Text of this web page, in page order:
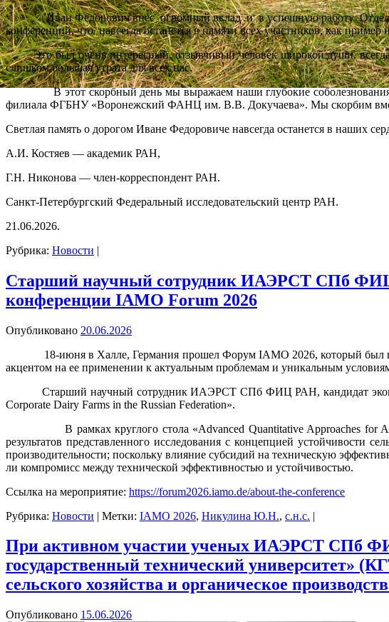
Иван Федорович внес огромный вклад и в успешную работу Отделения
конференций, что навсегда останется в памяти всех участников, как
Это был очень интересный, отзывчивый человек широкой души, всегда
слишком большая утрата для всех нас.
В этот скорбный день мы выражаем наши глубокие соболезнования
филиала ФГБНУ «Воронежский ФАНЦ им. В.В. Докучаева». Мы скорбим
Светлая память о дорогом Иване Федоровиче навсегда останется в наших
А.И. Костяев — академик РАН,
Г.Н. Никонова — член-корреспондент РАН.
Санкт-Петербургский Федеральный исследовательский центр РАН.
21.06.2026.
Рубрика: Новости |
Старший научный сотрудник ИАЭРСТ СПб
конференции IAMO Forum 2026
Опубликовано 20.06.2026
18-июня в Халле, Германия прошел Форум IAMO 2026, который был
акцентом на ее применении к актуальным проблемам и уникальным
Старший научный сотрудник ИАЭРСТ СПб ФИЦ РАН, кандидат
Corporate Dairy Farms in the Russian Federation».
В рамках круглого стола «Advanced Quantitative Approaches for
результатов представленного исследования с концепцией устойчивости
производительности; поскольку влияние субсидий на техническую
ли компромисс между технической эффективностью и устойчивостью.
Ссылка на мероприятие: https://forum2026.iamo.de/about-the-conference
Рубрика: Новости | Метки: IAMO 2026, Никулина Ю.Н., с.н.с. |
При активном участии ученых ИАЭРСТ СПб
государственный технический университет»
сельского хозяйства и органическое
Опубликовано 15.06.2026